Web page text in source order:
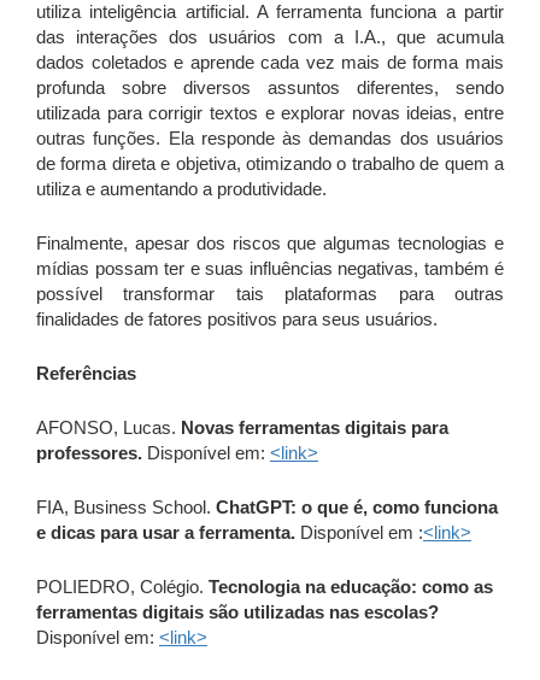
utiliza inteligência artificial. A ferramenta funciona a partir
das interações dos usuários com a I.A., que acumula
dados coletados e aprende cada vez mais de forma mais
profunda sobre diversos assuntos diferentes, sendo
utilizada para corrigir textos e explorar novas ideias, entre
outras funções. Ela responde às demandas dos usuários
de forma direta e objetiva, otimizando o trabalho de quem a
utiliza e aumentando a produtividade.
Finalmente, apesar dos riscos que algumas tecnologias e
mídias possam ter e suas influências negativas, também é
possível transformar tais plataformas para outras
finalidades de fatores positivos para seus usuários.
Referências
AFONSO, Lucas. Novas ferramentas digitais para
professores. Disponível em: <link>
FIA, Business School. ChatGPT: o que é, como funciona
e dicas para usar a ferramenta. Disponível em :<link>
POLIEDRO, Colégio. Tecnologia na educação: como as
ferramentas digitais são utilizadas nas escolas?
Disponível em: <link>